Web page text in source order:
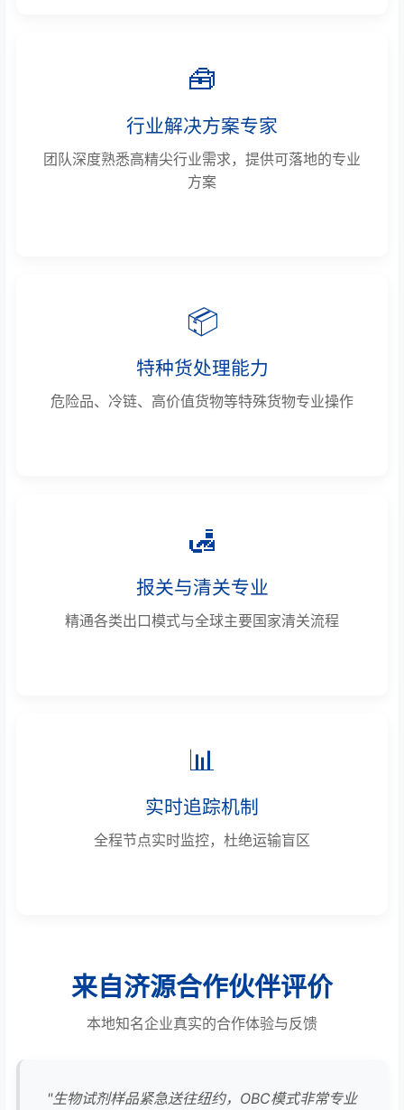
🧰
行业解决方案专家
团队深度熟悉高精尖行业需求，提供可落地的专业
方案
📦
特种货处理能力
危险品、冷链、高价值货物等特殊货物专业操作
🛃
报关与清关专业
精通各类出口模式与全球主要国家清关流程
📊
实时追踪机制
全程节点实时监控，杜绝运输盲区
来自济源合作伙伴评价
本地知名企业真实的合作体验与反馈
"生物试剂样品紧急送往纽约，OBC模式非常专业